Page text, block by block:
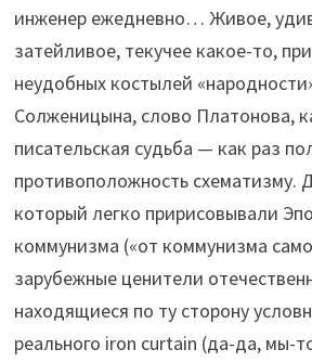
инженер ежедневно… Живое,
затейливое, текучее какое-то,
неудобных костылей
Солженицына, слово Платонова,
писательская судьба — как раз
противоположность схематизму.
который легко пририсовывали
коммунизма («от коммунизма
зарубежные ценители
находящиеся по ту сторону
реального iron curtain (да-да, мы-